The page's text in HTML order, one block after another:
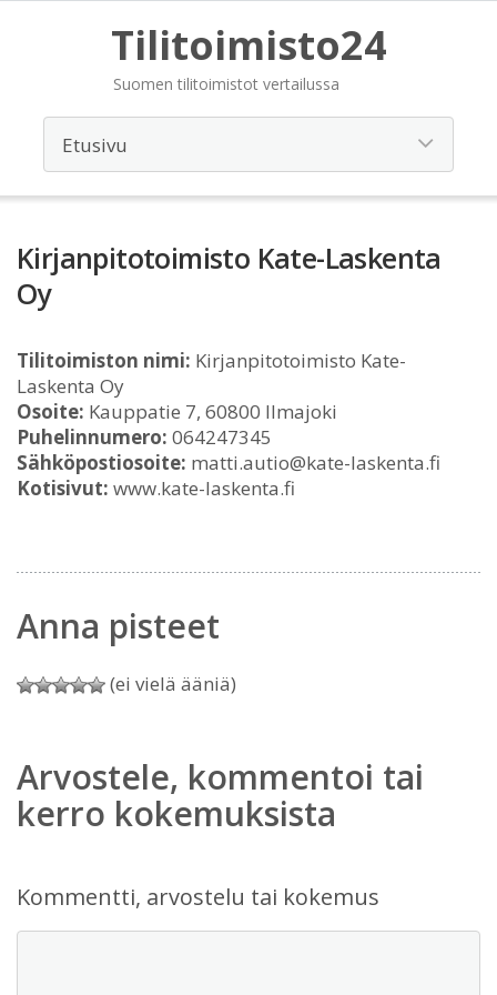
Tilitoimisto24
Suomen tilitoimistot vertailussa
Kirjanpitotoimisto Kate-Laskenta
Oy
Tilitoimiston nimi: Kirjanpitotoimisto Kate-
Laskenta Oy
Osoite: Kauppatie 7, 60800 Ilmajoki
Puhelinnumero: 064247345
Sähköpostiosoite: matti.autio@kate-laskenta.fi
Kotisivut: www.kate-laskenta.fi
Anna pisteet
(ei vielä ääniä)
Arvostele, kommentoi tai
kerro kokemuksista
Kommentti, arvostelu tai kokemus